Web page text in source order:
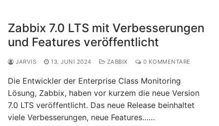
Zabbix 7.0 LTS mit Verbesserungen
und Features veröffentlicht
JARVIS 13. JUNI 2024 ZABBIX 0 KOMMENTARE
Die Entwickler der Enterprise Class Monitoring
Lösung, Zabbix, haben vor kurzem die neue Version
7.0 LTS veröffentlicht. Das neue Release beinhaltet
viele Verbesserungen, neue Features……